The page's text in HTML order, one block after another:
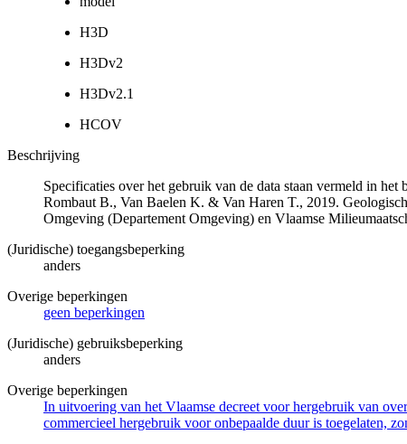
H3D
H3Dv2
H3Dv2.1
HCOV
Beschrijving
Specificaties over het gebruik van de data staan vermeld in
Rombaut B., Van Baelen K. & Van Haren T., 2019.
Omgeving (Departement Omgeving) en Vlaamse
(Juridische) toegangsbeperking
anders
Overige beperkingen
geen beperkingen
(Juridische) gebruiksbeperking
anders
Overige beperkingen
In uitvoering van het Vlaamse decreet voor hergebruik van
commercieel hergebruik voor onbepaalde duur is toegelaten,